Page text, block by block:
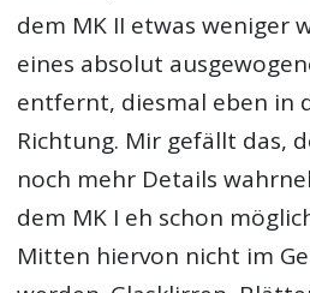
dem MK II etwas weniger
eines absolut
entfernt, diesmal eben in
Richtung. Mir gefällt das,
noch mehr Details
dem MK I eh schon
Mitten hiervon nicht im